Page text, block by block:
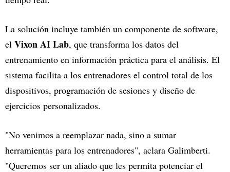
La solución incluye también un componente de software,
el Vixon AI Lab, que transforma los datos del
entrenamiento en información práctica para el análisis. El
sistema facilita a los entrenadores el control total de los
dispositivos, programación de sesiones y diseño de
ejercicios personalizados.
"No venimos a reemplazar nada, sino a sumar
herramientas para los entrenadores", aclara Galimberti.
"Queremos ser un aliado que les permita potenciar el